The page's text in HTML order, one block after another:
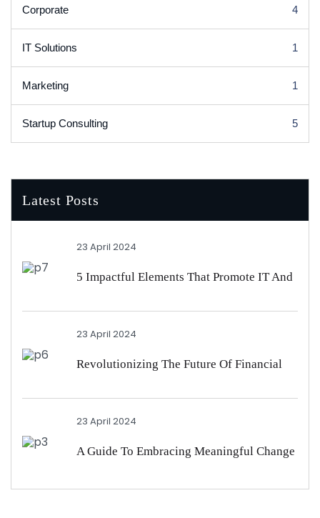
Corporate 4
IT Solutions 1
Marketing 1
Startup Consulting 5
Latest Posts
23 April 2024
5 Impactful Elements That Promote IT And
Business
23 April 2024
Revolutionizing The Future Of Financial
Services
23 April 2024
A Guide To Embracing Meaningful Change